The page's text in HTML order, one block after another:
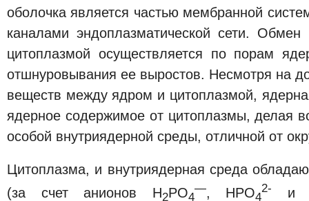
оболочка является частью мембранной
каналами эндоплазматической сети.
цитоплазмой осуществляется по порам
отшнуровывания ее выростов. Несмотря на
веществ между ядром и цитоплазмой,
ядерное содержимое от цитоплазмы, делая
особой внутриядерной среды, отличной от
Цитоплазма, и внутриядерная среда
(за счет анионов Н2РО4
—, НРО4
2-
и